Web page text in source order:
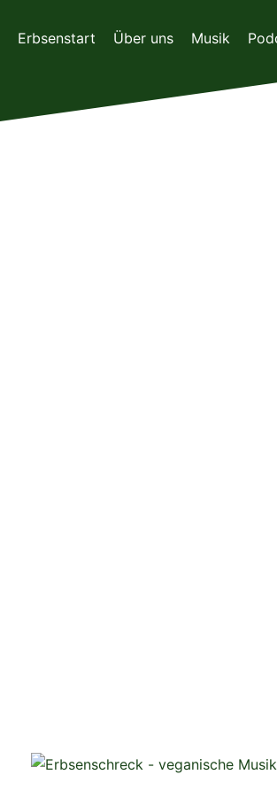
InhaltErbsenstart Über uns Musik